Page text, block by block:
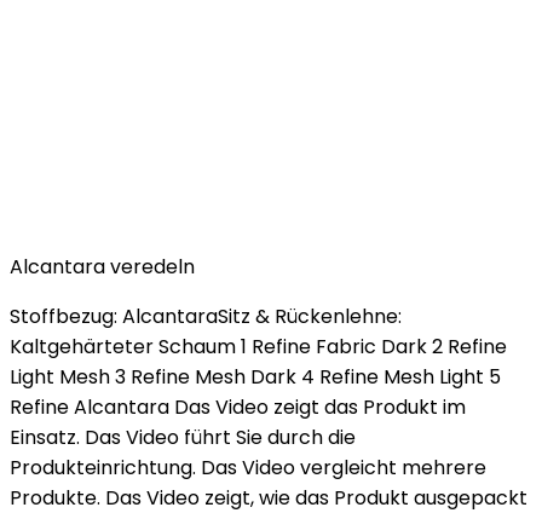
Alcantara veredeln
Stoffbezug: AlcantaraSitz & Rückenlehne:
Kaltgehärteter Schaum 1 Refine Fabric Dark 2 Refine
Light Mesh 3 Refine Mesh Dark 4 Refine Mesh Light 5
Refine Alcantara Das Video zeigt das Produkt im
Einsatz. Das Video führt Sie durch die
Produkteinrichtung. Das Video vergleicht mehrere
Produkte. Das Video zeigt, wie das Produkt ausgepackt